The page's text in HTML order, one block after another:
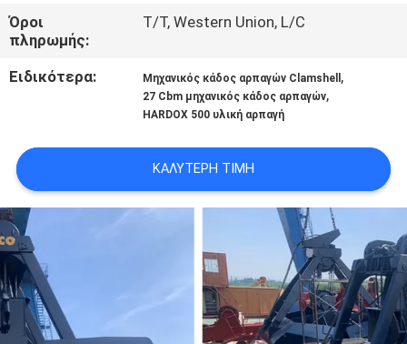
ΈΛΕΓΧΟΣ
ΠΟΙΌΤΗΤΑΣ
ΥΠΟΘΈΣΕΙΣ
CONTACT
US
SITEMAP
Όροι
πληρωμής:
T/T, Western Union, L/C
Ειδικότερα: Μηχανικός κάδος αρπαγών Clamshell ,
27 Cbm μηχανικός κάδος αρπαγών,
HARDOX 500 υλική αρπαγή
ΚΑΛΎΤΕΡΗ ΤΙΜΉ